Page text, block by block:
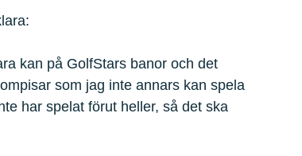
kan på GolfStars banor och det
som jag inte annars kan spela
har spelat förut heller, så det ska